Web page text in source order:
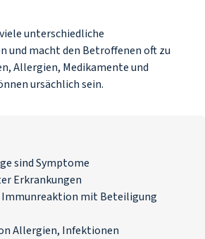
unterschiedliche
und macht den Betroffenen oft zu
Allergien, Medikamente und
ursächlich sein.
sind Symptome
Erkrankungen
Immunreaktion mit Beteiligung
Allergien, Infektionen